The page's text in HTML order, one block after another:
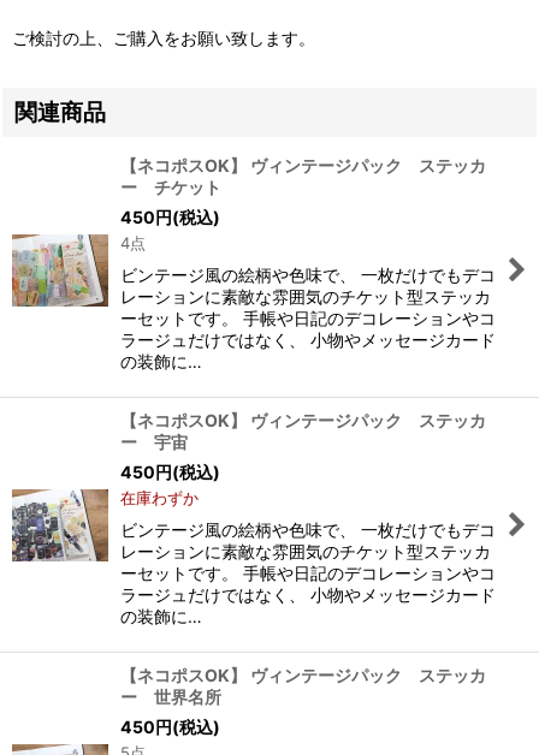
ご検討の上、ご購入をお願い致します。
関連商品
【ネコポスOK】 ヴィンテージパック ステッカ
ー チケット
450円(税込)
4点
ビンテージ風の絵柄や色味で、 一枚だけでもデコ
レーションに素敵な雰囲気のチケット型ステッカ
ーセットです。 手帳や日記のデコレーションやコ
ラージュだけではなく、 小物やメッセージカード
の装飾に…
【ネコポスOK】 ヴィンテージパック ステッカ
ー 宇宙
450円(税込)
在庫わずか
ビンテージ風の絵柄や色味で、 一枚だけでもデコ
レーションに素敵な雰囲気のチケット型ステッカ
ーセットです。 手帳や日記のデコレーションやコ
ラージュだけではなく、 小物やメッセージカード
の装飾に…
【ネコポスOK】 ヴィンテージパック ステッカ
ー 世界名所
450円(税込)